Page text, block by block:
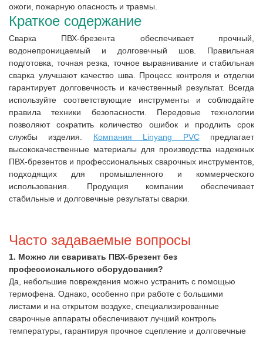
ожоги, пожарную опасность и травмы.
Краткое содержание
Сварка ПВХ-брезента обеспечивает прочный,
водонепроницаемый и долговечный шов. Правильная
подготовка, точная резка, точное выравнивание и стабильная
сварка улучшают качество шва. Процесс контроля и отделки
гарантирует долговечность и качественный результат. Всегда
используйте соответствующие инструменты и соблюдайте
правила техники безопасности. Передовые технологии
позволяют сократить количество ошибок и продлить срок
службы изделия. Компания Linyang PVCпредлагает
высококачественные материалы для производства надежных
ПВХ-брезентов и профессиональных сварочных инструментов,
подходящих для промышленного и коммерческого
использования. Продукция компании обеспечивает
стабильные и долговечные результаты сварки.
Часто задаваемые вопросы
1. Можно ли сваривать ПВХ-брезент без
профессионального оборудования?
Да, небольшие повреждения можно устранить с помощью
термофена. Однако, особенно при работе с большими
листами и на открытом воздухе, специализированные
сварочные аппараты обеспечивают лучший контроль
температуры, гарантируя прочное сцепление и долговечные